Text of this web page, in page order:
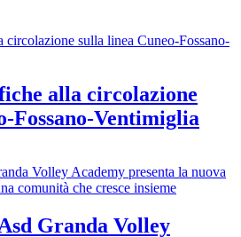
alla circolazione
Fossano-Ventimiglia
Granda Volley